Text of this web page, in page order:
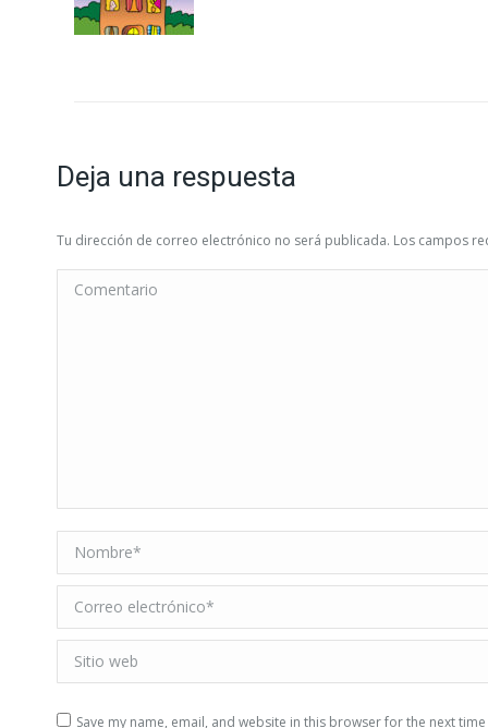
Deja una respuesta
Tu dirección de correo electrónico no será publicada. Los campos
Comentario
Nombre *
Correo electrónico *
Sitio web
Save my name, email, and website in this browser for the next